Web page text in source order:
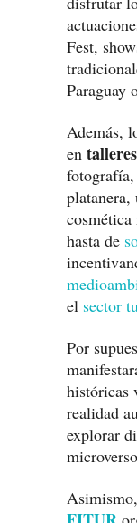
Fest,
Paraguay
Además,
en talleres
hasta de
el sector
Por
históricas
realidad
explorar